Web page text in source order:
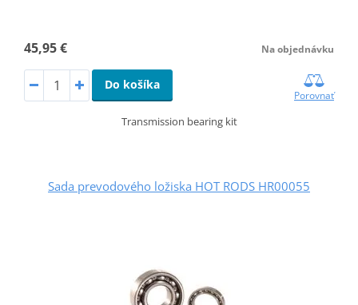
45,95 € Na objednávku
Do košíka
Porovnať
Transmission bearing kit
Sada prevodového ložiska HOT RODS HR00055